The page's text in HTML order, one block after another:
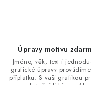
y
Úpravy motivu
Jméno, věk, text i
grafické úpravy
příplatku. S vaší grafikou